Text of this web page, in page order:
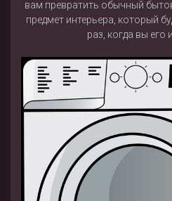
вам превратить обычный
предмет интерьера, который
раз, когда вы его